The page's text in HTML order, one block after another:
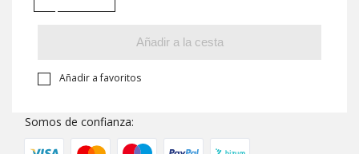
Añadir a la cesta
Añadir a favoritos
Somos de confianza: